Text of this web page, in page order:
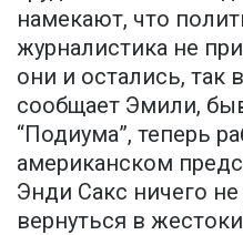
намекают, что
журналистика не
они и остались, так
сообщает Эмили,
“Подиума”, теперь
американском
Энди Сакс ничего не
вернуться в